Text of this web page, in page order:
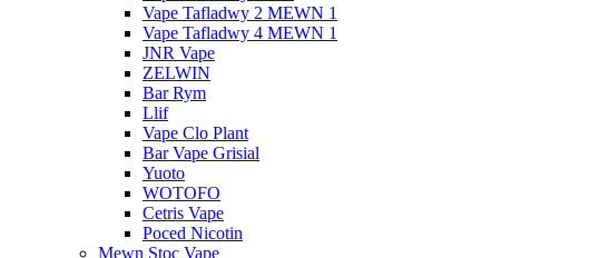
Vape Tafladwy 2 MEWN 1
Vape Tafladwy 4 MEWN 1
JNR Vape
ZELWIN
Bar Rym
Llif
Vape Clo Plant
Bar Vape Grisial
Yuoto
WOTOFO
Cetris Vape
Poced Nicotin
Mewn Stoc Vape